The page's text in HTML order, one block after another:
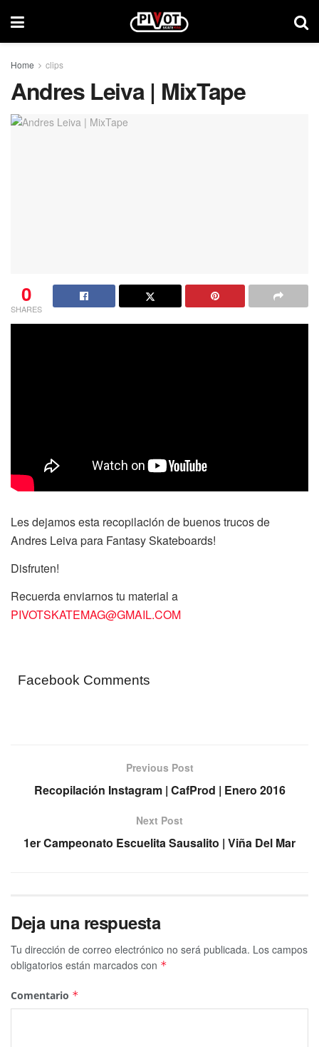
Home clips
Andres Leiva | MixTape
0
SHARES
Les dejamos esta recopilación de buenos trucos de
Andres Leiva para Fantasy Skateboards!
Disfruten!
Recuerda enviarnos tu material a
PIVOTSKATEMAG@GMAIL.COM
Facebook Comments
Previous Post
Recopilación Instagram | CafProd | Enero 2016
Next Post
1er Campeonato Escuelita Sausalito | Viña Del Mar
Deja una respuesta
Tu dirección de correo electrónico no será publicada. Los campos
obligatorios están marcados con *
Comentario *